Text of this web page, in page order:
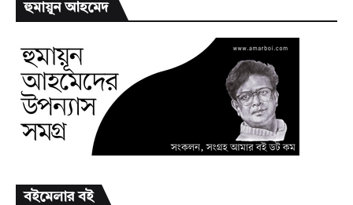
হুমায়ূন আহমেদ
বইমেলার বই